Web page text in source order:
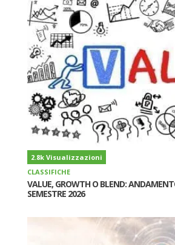
2.8k Visualizzazioni
CLASSIFICHE
VALUE, GROWTH O BLEND:
SEMESTRE 2026